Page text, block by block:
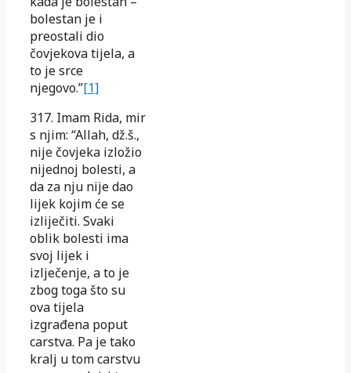
bolestan je i
preostali dio
čovjekova tijela, a
to je srce
njegovo.”[1]
317. Imam Rida, mir
s njim: “Allah, dž.š.,
nije čovjeka izložio
nijednoj bolesti, a
da za nju nije dao
lijek kojim će se
izliječiti. Svaki
oblik bolesti ima
svoj lijek i
izlječenje, a to je
zbog toga što su
ova tijela
izgrađena poput
carstva. Pa je tako
kralj u tom carstvu